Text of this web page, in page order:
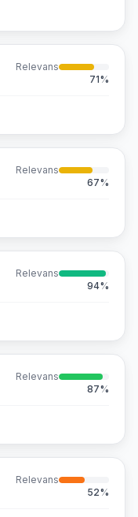
Relevans
71%
Relevans
67%
Relevans
94%
Relevans
87%
Relevans
52%